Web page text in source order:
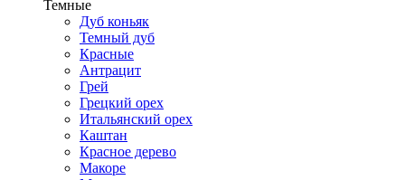
Темные
Дуб коньяк
Темный дуб
Красные
Антрацит
Грей
Грецкий орех
Итальянский орех
Каштан
Красное дерево
Макоре